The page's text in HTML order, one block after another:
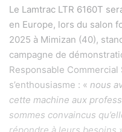
Le Lamtrac LTR 6160T
en Europe, lors du salon
2025 à Mimizan (40),
campagne de
Responsable Commercial
s’enthousiasme : « nous
cette machine aux
sommes convaincus